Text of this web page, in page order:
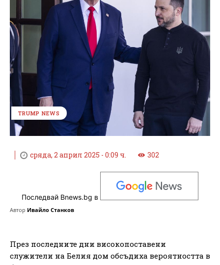
TRUMP NEWS
сряда, 2 април 2025 - 0:09 ч. 302
Последвай Bnews.bg в
Автор Ивайло Станков
През последните дни високопоставени
служители на Белия дом обсъдиха вероятността в